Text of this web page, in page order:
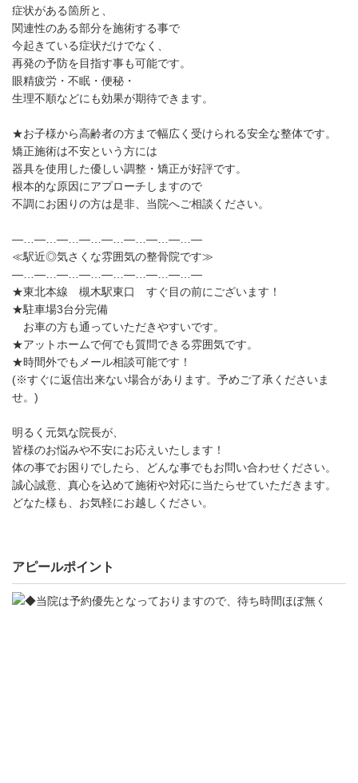
症状がある箇所と、
関連性のある部分を施術する事で
今起きている症状だけでなく、
再発の予防を目指す事も可能です。
眼精疲労・不眠・便秘・
生理不順などにも効果が期待できます。
★お子様から高齢者の方まで幅広く受けられる安全な整体です。
矯正施術は不安という方には
器具を使用した優しい調整・矯正が好評です。
根本的な原因にアプローチしますので
不調にお困りの方は是非、当院へご相談ください。
—…—…—…—…—…—…—…—…—
≪駅近◎気さくな雰囲気の整骨院です≫
—…—…—…—…—…—…—…—…—
★東北本線 槻木駅東口 すぐ目の前にございます！
★駐車場3台分完備
お車の方も通っていただきやすいです。
★アットホームで何でも質問できる雰囲気です。
★時間外でもメール相談可能です！
(※すぐに返信出来ない場合があります。予めご了承くださいま
せ。)
明るく元気な院長が、
皆様のお悩みや不安にお応えいたします！
体の事でお困りでしたら、どんな事でもお問い合わせください。
誠心誠意、真心を込めて施術や対応に当たらせていただきます。
どなた様も、お気軽にお越しください。
アピールポイント